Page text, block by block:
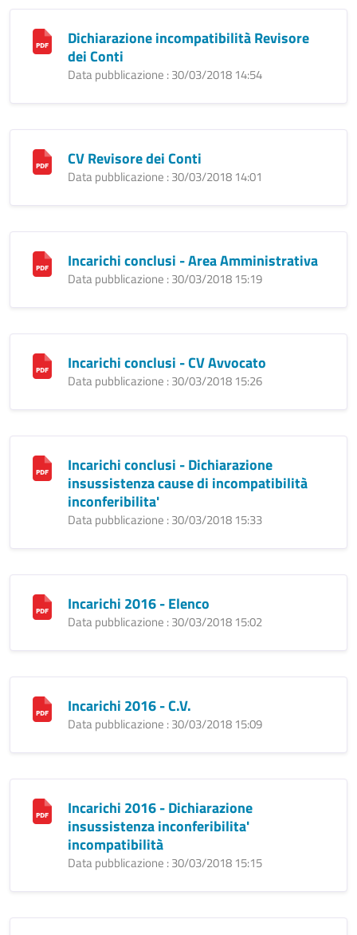
Dichiarazione incompatibilità Revisore
dei Conti
Data pubblicazione : 30/03/2018 14:54
CV Revisore dei Conti
Data pubblicazione : 30/03/2018 14:01
Incarichi conclusi - Area Amministrativa
Data pubblicazione : 30/03/2018 15:19
Incarichi conclusi - CV Avvocato
Data pubblicazione : 30/03/2018 15:26
Incarichi conclusi - Dichiarazione
insussistenza cause di incompatibilità
inconferibilita'
Data pubblicazione : 30/03/2018 15:33
Incarichi 2016 - Elenco
Data pubblicazione : 30/03/2018 15:02
Incarichi 2016 - C.V.
Data pubblicazione : 30/03/2018 15:09
Incarichi 2016 - Dichiarazione
insussistenza inconferibilita'
incompatibilità
Data pubblicazione : 30/03/2018 15:15